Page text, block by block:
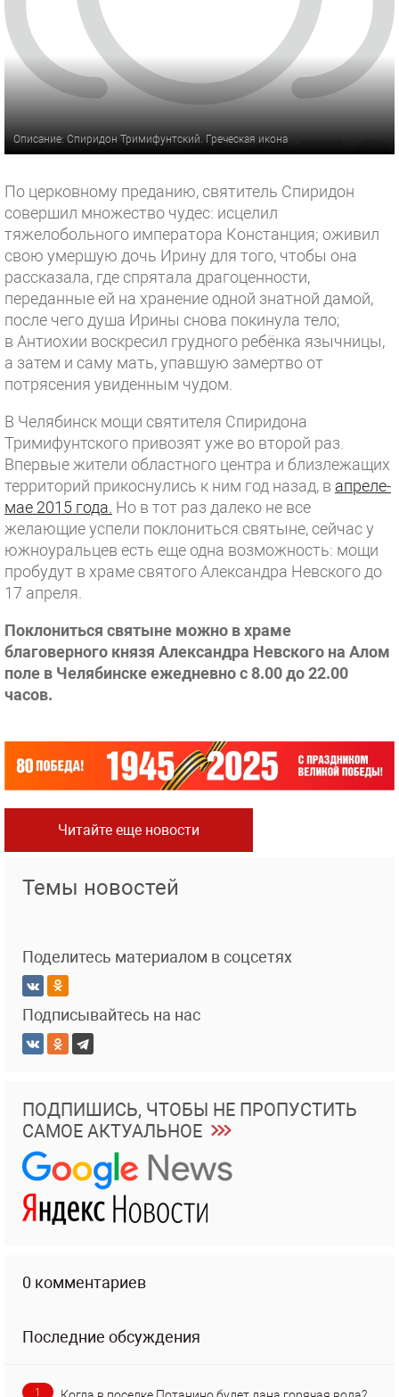
Описание: Спиридон Тримифунтский. Греческая икона
По церковному преданию, святитель Спиридон
совершил множество чудес: исцелил
тяжелобольного императора Констанция; оживил
свою умершую дочь Ирину для того, чтобы она
рассказала, где спрятала драгоценности,
переданные ей на хранение одной знатной дамой,
после чего душа Ирины снова покинула тело;
в Антиохии воскресил грудного ребёнка язычницы,
а затем и саму мать, упавшую замертво от
потрясения увиденным чудом.
В Челябинск мощи святителя Спиридона
Тримифунтского привозят уже во второй раз.
Впервые жители областного центра и близлежащих
территорий прикоснулись к ним год назад, в апреле-
мае 2015 года. Но в тот раз далеко не все
желающие успели поклониться святыне, сейчас у
южноуральцев есть еще одна возможность: мощи
пробудут в храме святого Александра Невского до
17 апреля.
Поклониться святыне можно в храме
благоверного князя Александра Невского на Алом
поле в Челябинске ежедневно с 8.00 до 22.00
часов.
Читайте еще новости
Темы новостей
Поделитесь материалом в соцсетях
Подписывайтесь на нас
ПОДПИШИСЬ, ЧТОБЫ НЕ ПРОПУСТИТЬ
САМОЕ АКТУАЛЬНОЕ
0 комментариев
Последние обсуждения
1